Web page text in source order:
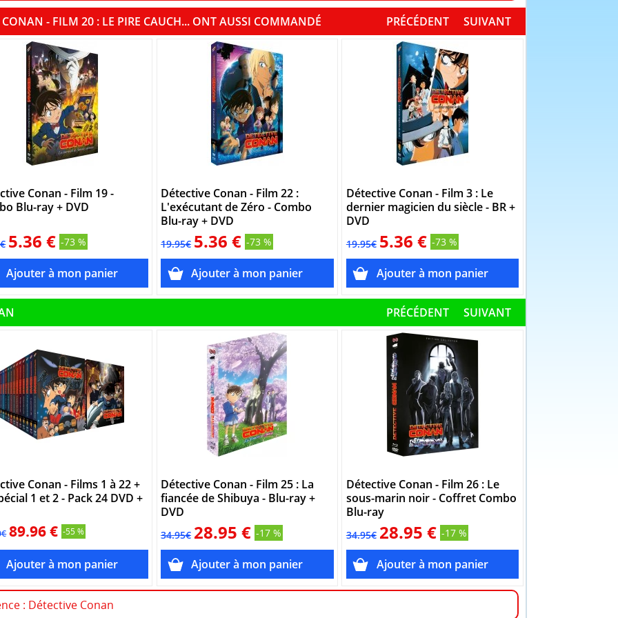
CONAN - FILM 20 : LE PIRE CAUCH... ONT AUSSI COMMANDÉ SUIVANT
PRÉCÉDENT
Conan - Film 19 -
Blu-ray + DVD
5.36 € -73 %
Détective Conan - Film 22 :
L'exécutant de Zéro - Combo
Blu-ray + DVD
19.95€ 5.36 € -73 %
Détective Conan - Film 3 : Le
dernier magicien du siècle - BR +
DVD
19.95€ 5.36 € -73 %
SUIVANT
PRÉCÉDENT
Conan - Films 1 à 22 +
1 et 2 - Pack 24 DVD +
89.96 € -55 %
Détective Conan - Film 25 : La
fiancée de Shibuya - Blu-ray +
DVD
34.95€ 28.95 € -17 %
Détective Conan - Film 26 : Le
sous-marin noir - Coffret Combo
Blu-ray
34.95€ 28.95 € -17 %
: Détective Conan